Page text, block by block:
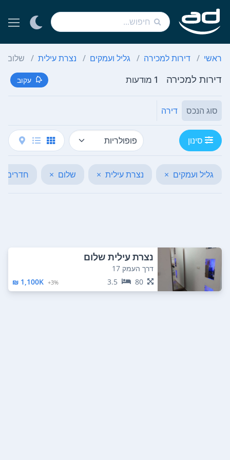
ראשי דירות למכירה גליל ועמקים נצרת עילית שלום
דירות למכירה 1 מודעות עקוב
סוג הנכס דירה
סינון
גליל ועמקים × נצרת עילית × שלום × חדרים (4-4)
נצרת עילית שלום
דרך העמק 17
80
3.5
3%+
1,100K ₪